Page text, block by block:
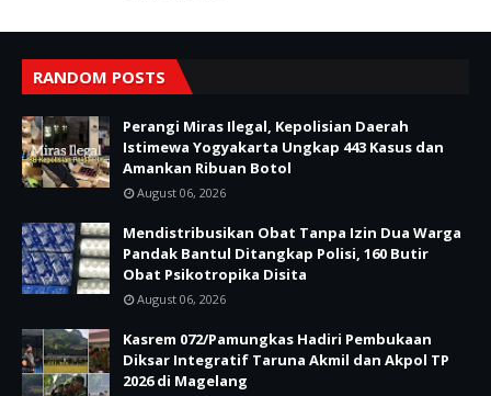
RANDOM POSTS
Perangi Miras Ilegal, Kepolisian Daerah
Istimewa Yogyakarta Ungkap 443 Kasus dan
Amankan Ribuan Botol
August 06, 2026
Mendistribusikan Obat Tanpa Izin Dua Warga
Pandak Bantul Ditangkap Polisi, 160 Butir
Obat Psikotropika Disita
August 06, 2026
Kasrem 072/Pamungkas Hadiri Pembukaan
Diksar Integratif Taruna Akmil dan Akpol TP
2026 di Magelang